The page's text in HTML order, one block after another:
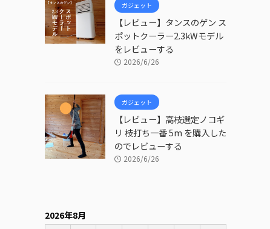
ガジェット
【レビュー】タンスのゲン ス
ポットクーラー2.3kWモデル
をレビューする
2026/6/26
ガジェット
【レビュー】高枝選定ノコギ
リ 枝打ち一番 5m を購入した
のでレビューする
2026/6/26
2026年8月